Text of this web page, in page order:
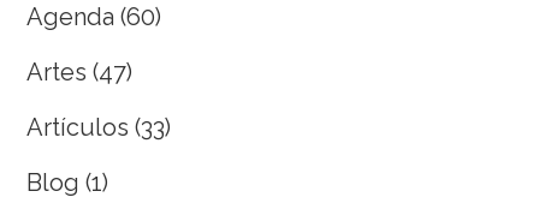
Agenda (60)
Artes (47)
Artículos (33)
Blog (1)